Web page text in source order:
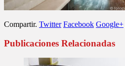
Compartir. Twitter Facebook Google+
Publicaciones Relacionadas